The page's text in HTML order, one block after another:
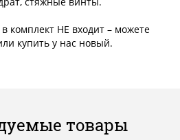
комплект НЕ входит – можете
купить у нас новый.
товары